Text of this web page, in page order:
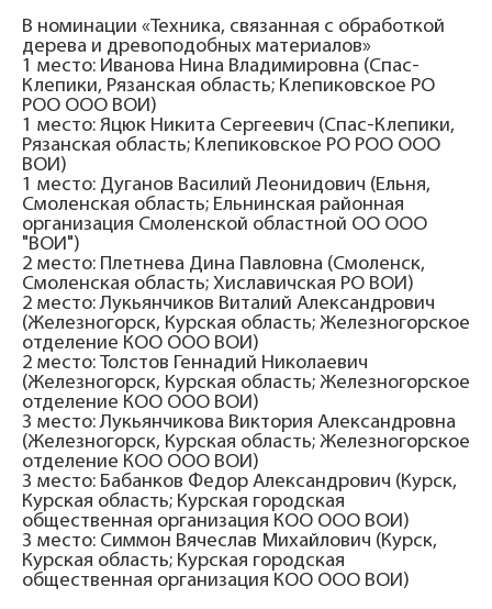
В номинации «Техника, связанная с обработкой
дерева и древоподобных материалов»
1 место: Иванова Нина Владимировна (Спас-
Клепики, Рязанская область; Клепиковское РО
РОО ООО ВОИ)
1 место: Яцюк Никита Сергеевич (Спас-Клепики,
Рязанская область; Клепиковское РО РОО ООО
ВОИ)
1 место: Дуганов Василий Леонидович (Ельня,
Смоленская область; Ельнинская районная
организация Смоленской областной ОО ООО
"ВОИ")
2 место: Плетнева Дина Павловна (Смоленск,
Смоленская область; Хиславичская РО ВОИ)
2 место: Лукьянчиков Виталий Александрович
(Железногорск, Курская область; Железногорское
отделение КОО ООО ВОИ)
2 место: Толстов Геннадий Николаевич
(Железногорск, Курская область; Железногорское
отделение КОО ООО ВОИ)
3 место: Лукьянчикова Виктория Александровна
(Железногорск, Курская область; Железногорское
отделение КОО ООО ВОИ)
3 место: Бабанков Федор Александрович (Курск,
Курская область; Курская городская
общественная организация КОО ООО ВОИ)
3 место: Симмон Вячеслав Михайлович (Курск,
Курская область; Курская городская
общественная организация КОО ООО ВОИ)